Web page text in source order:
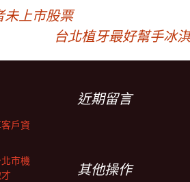
未上市股票
台北植牙最好幫手冰
戶資
市機
近期留言
其他操作